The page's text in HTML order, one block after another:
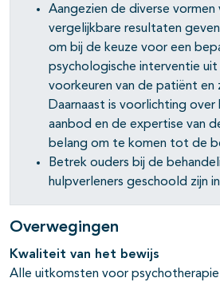
open- en dichtklappen
open- en dichtklappen
open- en dichtklappen
Aangezien de diverse vormen
vergelijkbare resultaten
om bij de keuze voor een
psychologische interventie uit
voorkeuren van de patiënt en
Daarnaast is voorlichting over
aanbod en de expertise van
belang om te komen tot de
Betrek ouders bij de
hulpverleners geschoold zijn
Overwegingen
Kwaliteit van het bewijs
Alle uitkomsten voor psychotherapie